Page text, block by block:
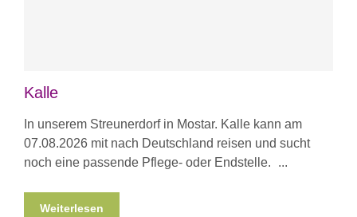
Kalle
In unserem Streunerdorf in Mostar. Kalle kann am
07.08.2026 mit nach Deutschland reisen und sucht
noch eine passende Pflege- oder Endstelle.
Weiterlesen